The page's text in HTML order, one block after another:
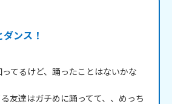
ンス！
てるけど、踊ったことはないかな
友達はガチめに踊ってて、、めっち